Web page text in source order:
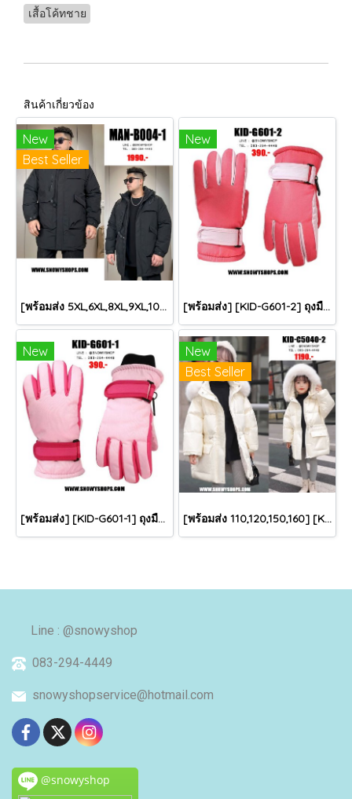
เสื้อโค้ทชาย
สินค้าเกี่ยวข้อง
New
Best Seller
[พร้อมส่ง 5XL,6XL,8XL,9XL,10XL] [Man-B004-1] Down Jackets BigSize เสื้อโค้ทขนเป็ดกันหนาวสีดำชายไซด์ใหญ่ มีหมวกฮู้ด ซิปด้านหน้า กันน้ำ ใส่กันหนาวติดลบได้อย่างดี
New
[พร้อมส่ง] [KID-G601-2] ถุงมือกันหนาวเด็กสีชมพูเข้ม ซับขนด้านใน ใส่กันหนาวเล่นหิมะได้ (เหมาะสำหรับเด็ก 3-5ขวบ)
New
[พร้อมส่ง] [KID-G601-1] ถุงมือกันหนาวเด็กสีชมพูอ่อน ซับขนด้านใน ใส่กันหนาวเล่นหิมะได้ (เหมาะสำหรับเด็ก 3-5ขวบ)
New
Best Seller
[พร้อมส่ง 110,120,150,160] [KID-C5040-2] เสื้อโค้ทกันหนาวเด็กขนเป็ดสีขาว แขนยาว มีกระเป๋าสองข้าง แบบซิปด้านหน้า หมวกฮู้ดติดเฟอร์ฟรุ้งฟริ้งใส่ติดลบกันหนาว เล่นหิมะได้ค่ะ
Line : @snowyshop
083-294-4449
snowyshopservice@hotmail.com
@snowyshop